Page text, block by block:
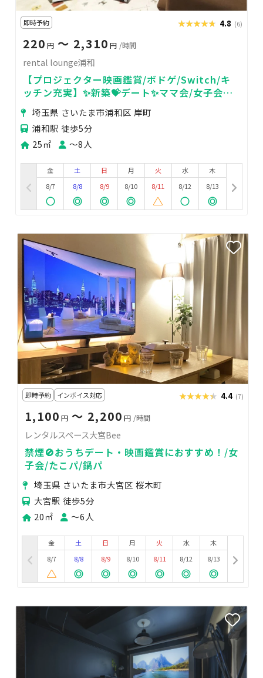
即時予約 ★★★★★
★★★★★ 4.8 (6)
220 円 〜 2,310 円 /時間
rental lounge浦和
【プロジェクター映画鑑賞/ボドゲ/Switch/キ
ッチン充実】✨新築💝デート✨ママ会/女子会
👩‍❤️‍💋‍👨ゴミ無料
埼玉県 さいたま市浦和区 岸町
浦和駅 徒歩5分
25㎡
〜8人
金
8/7
土
8/8
日
8/9
月
8/10
火
8/11
水
8/12
木
8/13
即時予約 インボイス対応 ★★★★★
★★★★★ 4.4 (7)
1,100 円〜 2,200 円 /時間
レンタルスペース大宮Bee
禁煙🚫おうちデート・映画鑑賞におすすめ！/女
子会/たこパ/鍋パ
埼玉県 さいたま市大宮区 桜木町
大宮駅 徒歩5分
20㎡
〜6人
金
8/7
土
8/8
日
8/9
月
8/10
火
8/11
水
8/12
木
8/13